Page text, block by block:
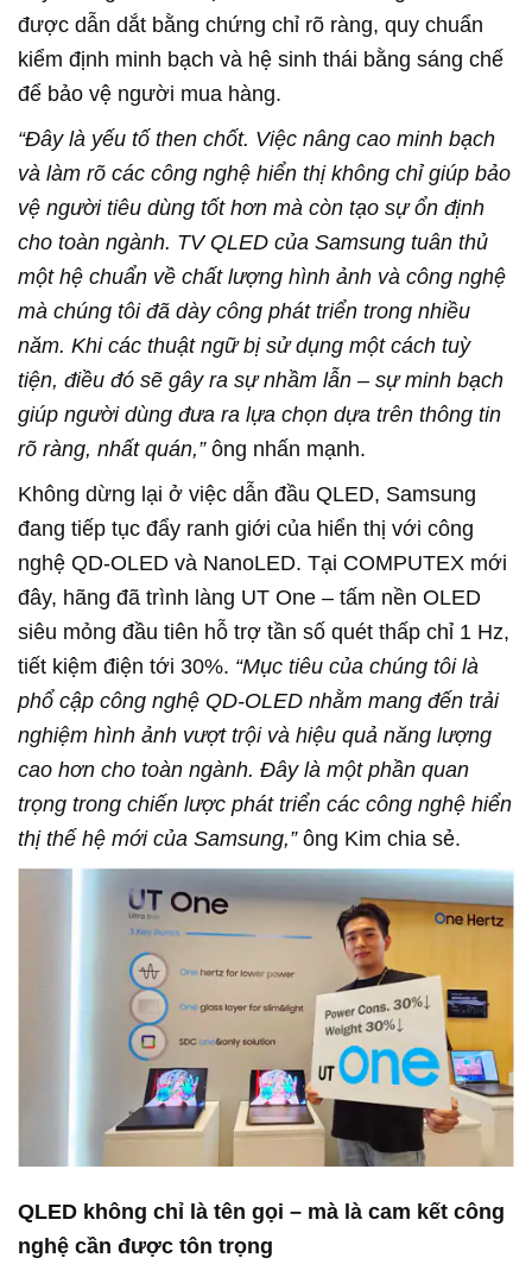
được dẫn dắt bằng chứng chỉ rõ ràng, quy chuẩn
kiểm định minh bạch và hệ sinh thái bằng sáng chế
để bảo vệ người mua hàng.
“Đây là yếu tố then chốt. Việc nâng cao minh bạch
và làm rõ các công nghệ hiển thị không chỉ giúp bảo
vệ người tiêu dùng tốt hơn mà còn tạo sự ổn định
cho toàn ngành. TV QLED của Samsung tuân thủ
một hệ chuẩn về chất lượng hình ảnh và công nghệ
mà chúng tôi đã dày công phát triển trong nhiều
năm. Khi các thuật ngữ bị sử dụng một cách tuỳ
tiện, điều đó sẽ gây ra sự nhầm lẫn – sự minh bạch
giúp người dùng đưa ra lựa chọn dựa trên thông tin
rõ ràng, nhất quán,”ông nhấn mạnh.
Không dừng lại ở việc dẫn đầu QLED, Samsung
đang tiếp tục đẩy ranh giới của hiển thị với công
nghệ QD-OLED và NanoLED. Tại COMPUTEX mới
đây, hãng đã trình làng UT One – tấm nền OLED
siêu mỏng đầu tiên hỗ trợ tần số quét thấp chỉ 1 Hz,
tiết kiệm điện tới 30%. “Mục tiêu của chúng tôi là
phổ cập công nghệ QD-OLED nhằm mang đến trải
nghiệm hình ảnh vượt trội và hiệu quả năng lượng
cao hơn cho toàn ngành. Đây là một phần quan
trọng trong chiến lược phát triển các công nghệ hiển
thị thế hệ mới của Samsung,”ông Kim chia sẻ.
QLED không chỉ là tên gọi – mà là cam kết công
nghệ cần được tôn trọng